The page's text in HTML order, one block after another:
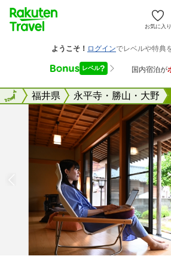
お気に入り
全国福井県 永平寺・勝山・大野
全国